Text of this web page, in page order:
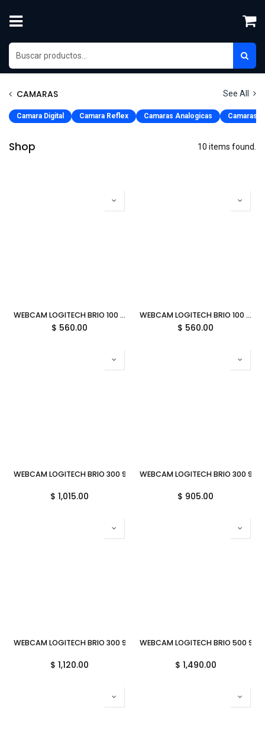
CAMARAS See All
Camara Digital Camara Reflex Camaras Analogicas Camaras
Shop 10 items found.
WEBCAM LOGITECH BRIO 100 960-001615 BLANCA 11M DE GARANTIA
$ 560.00
WEBCAM LOGITECH BRIO 100 GRAFITO 960-001586 11M DE GARANTIA
$ 560.00
WEBCAM LOGITECH BRIO 300 960-001413 GRAFITO
$ 1,015.00
WEBCAM LOGITECH BRIO 300
$ 905.00
WEBCAM LOGITECH BRIO 300 960-001440 BLANCA
$ 1,120.00
WEBCAM LOGITECH BRIO 500
$ 1,490.00